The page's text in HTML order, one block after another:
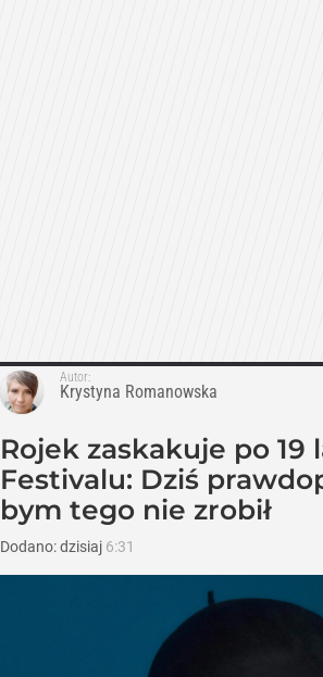
Autor:
Krystyna Romanowska
Rojek zaskakuje po 19
Festivalu: Dziś
bym tego nie zrobił
Dodano:dzisiaj 6:31